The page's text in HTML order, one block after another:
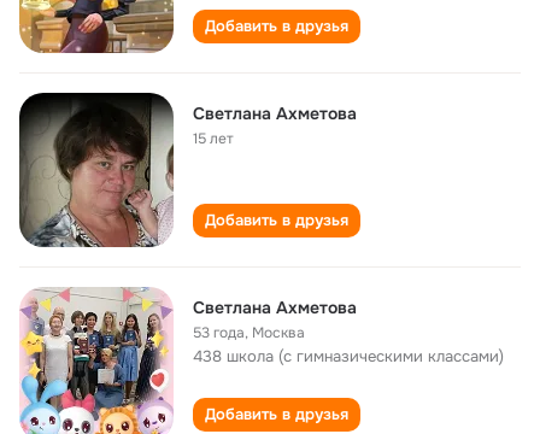
Добавить в друзья
Светлана Ахметова
15 лет
Добавить в друзья
Светлана Ахметова
53 года, Москва
438 школа (с гимназическими классами)
Добавить в друзья